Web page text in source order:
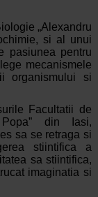
„Alexandru
si al unui
pasiunea pentru
mecanismele
organismului si
Facultatii de
din Iasi,
sa se retraga si
stiintifica a
sa stiintifica,
imaginatia si